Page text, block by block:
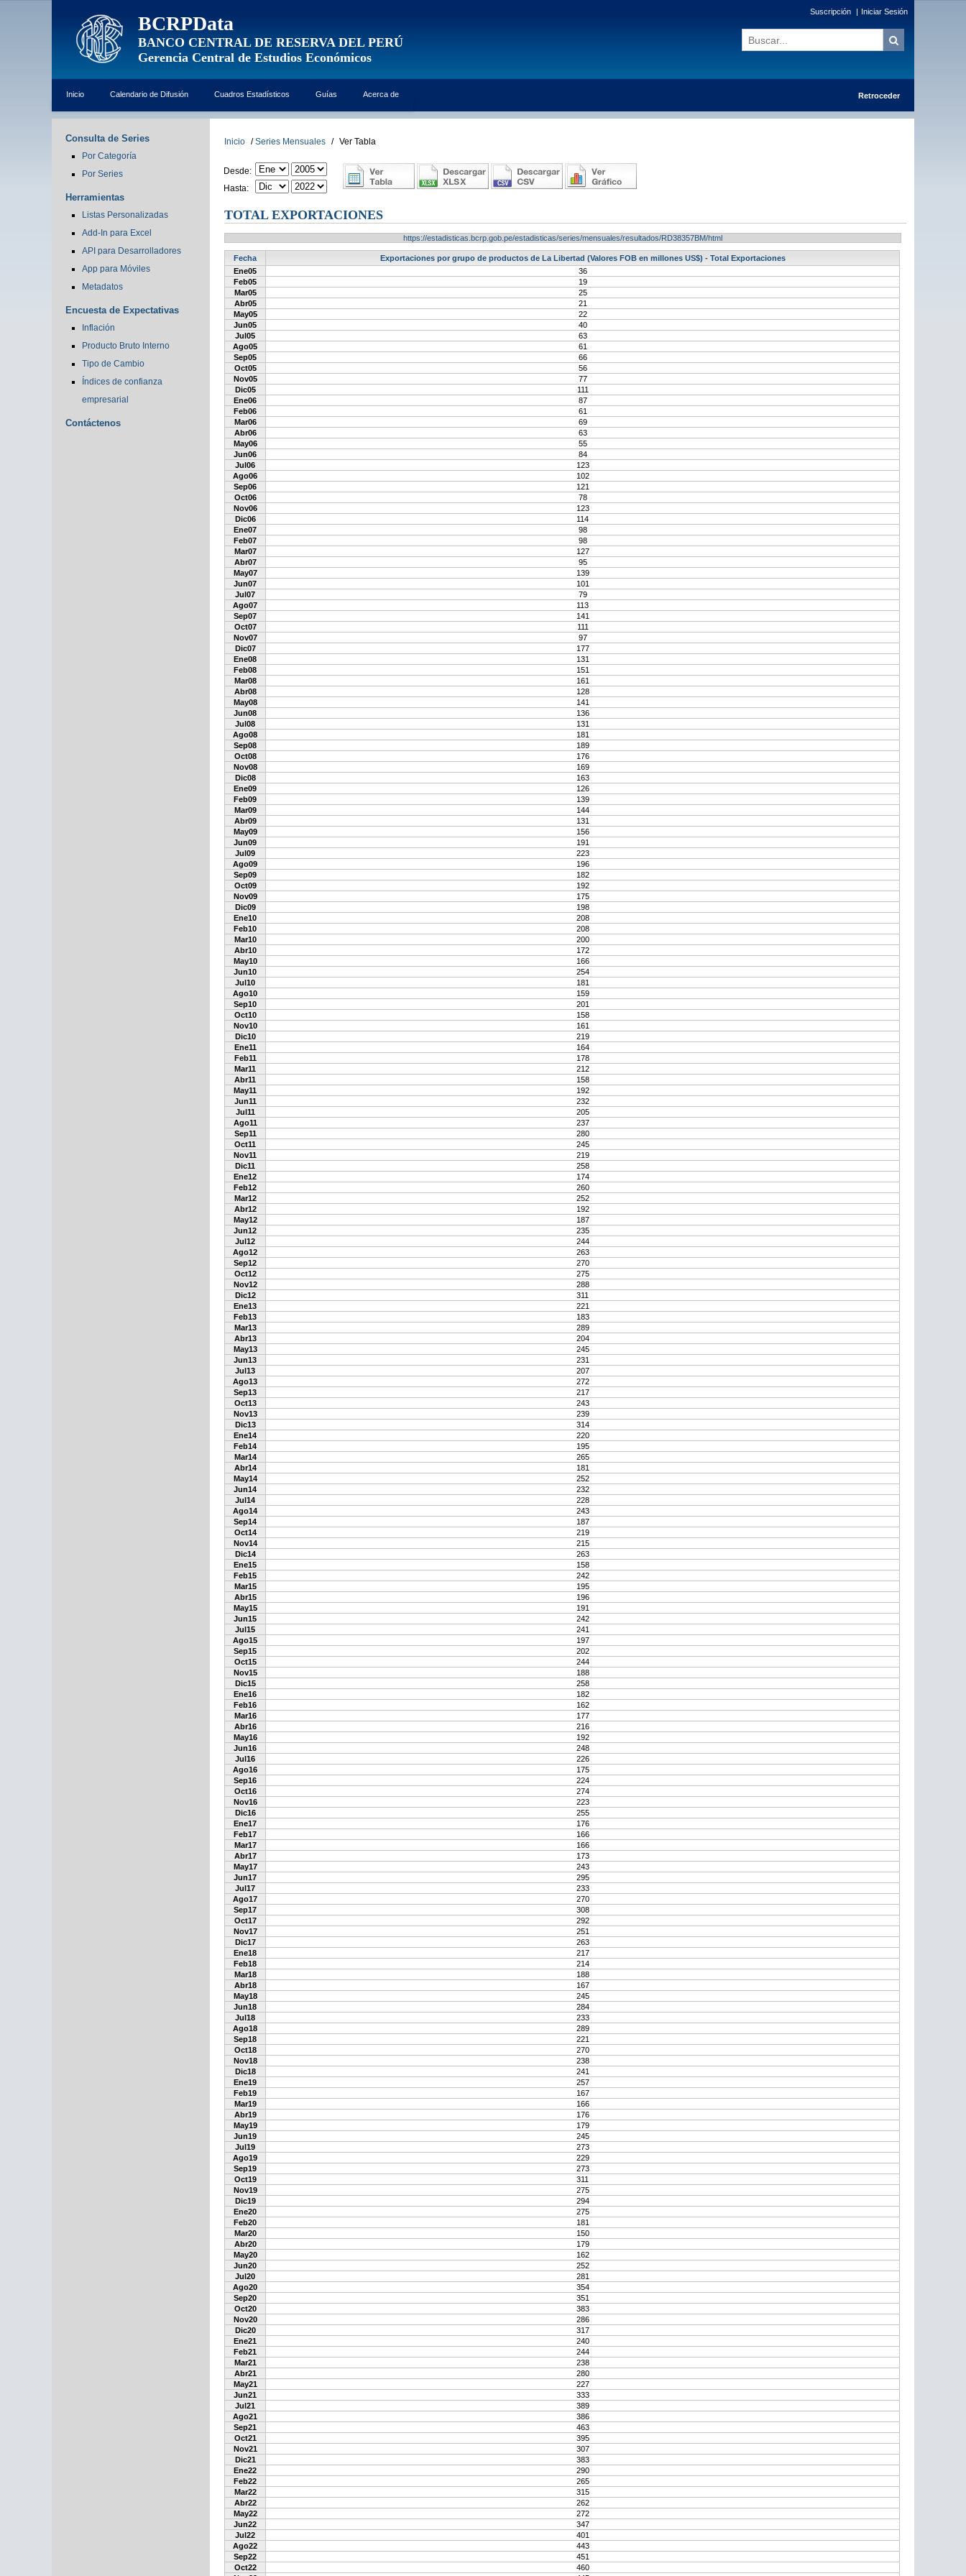
BCRPData
BANCO CENTRAL DE RESERVA DEL PERÚ
Gerencia Central de Estudios Económicos
Suscripción | Iniciar Sesión
Inicio Calendario de Difusión Cuadros Estadísticos Guías Acerca de Retroceder
Consulta de Series
Por Categoría
Por Series
Herramientas
Listas Personalizadas
Add-In para Excel
API para Desarrolladores
App para Móviles
Metadatos
Encuesta de Expectativas
Inflación
Producto Bruto Interno
Tipo de Cambio
Índices de confianza
empresarial
Contáctenos
Inicio / Series Mensuales / Ver Tabla
Desde:
Hasta:
TOTAL EXPORTACIONES
https://estadisticas.bcrp.gob.pe/estadisticas/series/mensuales/resultados/RD38357BM/html
Fecha
Exportaciones por grupo de productos de La Libertad (Valores FOB en millones US$) - Total Exportaciones
Ene05
36
Feb05
19
Mar05
25
Abr05
21
May05
22
Jun05
40
Jul05
63
Ago05
61
Sep05
66
Oct05
56
Nov05
77
Dic05
111
Ene06
87
Feb06
61
Mar06
69
Abr06
63
May06
55
Jun06
84
Jul06
123
Ago06
102
Sep06
121
Oct06
78
Nov06
123
Dic06
114
Ene07
98
Feb07
98
Mar07
127
Abr07
95
May07
139
Jun07
101
Jul07
79
Ago07
113
Sep07
141
Oct07
111
Nov07
97
Dic07
177
Ene08
131
Feb08
151
Mar08
161
Abr08
128
May08
141
Jun08
136
Jul08
131
Ago08
181
Sep08
189
Oct08
176
Nov08
169
Dic08
163
Ene09
126
Feb09
139
Mar09
144
Abr09
131
May09
156
Jun09
191
Jul09
223
Ago09
196
Sep09
182
Oct09
192
Nov09
175
Dic09
198
Ene10
208
Feb10
208
Mar10
200
Abr10
172
May10
166
Jun10
254
Jul10
181
Ago10
159
Sep10
201
Oct10
158
Nov10
161
Dic10
219
Ene11
164
Feb11
178
Mar11
212
Abr11
158
May11
192
Jun11
232
Jul11
205
Ago11
237
Sep11
280
Oct11
245
Nov11
219
Dic11
258
Ene12
174
Feb12
260
Mar12
252
Abr12
192
May12
187
Jun12
235
Jul12
244
Ago12
263
Sep12
270
Oct12
275
Nov12
288
Dic12
311
Ene13
221
Feb13
183
Mar13
289
Abr13
204
May13
245
Jun13
231
Jul13
207
Ago13
272
Sep13
217
Oct13
243
Nov13
239
Dic13
314
Ene14
220
Feb14
195
Mar14
265
Abr14
181
May14
252
Jun14
232
Jul14
228
Ago14
243
Sep14
187
Oct14
219
Nov14
215
Dic14
263
Ene15
158
Feb15
242
Mar15
195
Abr15
196
May15
191
Jun15
242
Jul15
241
Ago15
197
Sep15
202
Oct15
244
Nov15
188
Dic15
258
Ene16
182
Feb16
162
Mar16
177
Abr16
216
May16
192
Jun16
248
Jul16
226
Ago16
175
Sep16
224
Oct16
274
Nov16
223
Dic16
255
Ene17
176
Feb17
166
Mar17
166
Abr17
173
May17
243
Jun17
295
Jul17
233
Ago17
270
Sep17
308
Oct17
292
Nov17
251
Dic17
263
Ene18
217
Feb18
214
Mar18
188
Abr18
167
May18
245
Jun18
284
Jul18
233
Ago18
289
Sep18
221
Oct18
270
Nov18
238
Dic18
241
Ene19
257
Feb19
167
Mar19
166
Abr19
176
May19
179
Jun19
245
Jul19
273
Ago19
229
Sep19
273
Oct19
311
Nov19
275
Dic19
294
Ene20
275
Feb20
181
Mar20
150
Abr20
179
May20
162
Jun20
252
Jul20
281
Ago20
354
Sep20
351
Oct20
383
Nov20
286
Dic20
317
Ene21
240
Feb21
244
Mar21
238
Abr21
280
May21
227
Jun21
333
Jul21
389
Ago21
386
Sep21
463
Oct21
395
Nov21
307
Dic21
383
Ene22
290
Feb22
265
Mar22
315
Abr22
262
May22
272
Jun22
347
Jul22
401
Ago22
443
Sep22
451
Oct22
460